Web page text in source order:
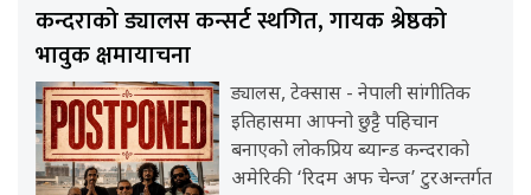
कन्दराको ड्यालस कन्सर्ट स्थगित, गायक श्रेष्ठको
भावुक क्षमायाचना
ड्यालस, टेक्सास - नेपाली सांगीतिक
इतिहासमा आफ्नो छुट्टै पहिचान
बनाएको लोकप्रिय ब्यान्ड कन्दराको
अमेरिकी ‘रिदम अफ चेन्ज’ टुरअन्तर्गत